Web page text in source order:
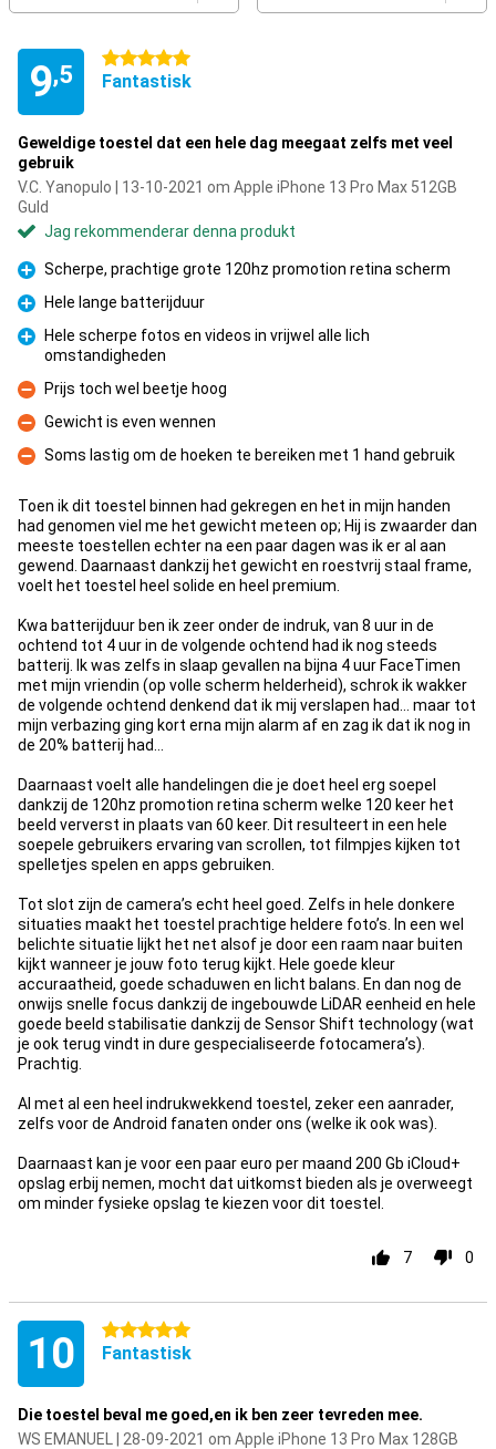
9,5
5 stjärnor
Fantastisk
Geweldige toestel dat een hele dag meegaat zelfs met veel
gebruik
V.C. Yanopulo | 13-10-2021 om Apple iPhone 13 Pro Max 512GB
Guld
Jag rekommenderar denna produkt
Fördelar
Scherpe, prachtige grote 120hz promotion retina scherm
Fördelar
Hele lange batterijduur
Fördelar
Hele scherpe fotos en videos in vrijwel alle lich
omstandigheden
Nackdelar
Prijs toch wel beetje hoog
Nackdelar
Gewicht is even wennen
Nackdelar
Soms lastig om de hoeken te bereiken met 1 hand gebruik
Toen ik dit toestel binnen had gekregen en het in mijn handen
had genomen viel me het gewicht meteen op; Hij is zwaarder dan
meeste toestellen echter na een paar dagen was ik er al aan
gewend. Daarnaast dankzij het gewicht en roestvrij staal frame,
voelt het toestel heel solide en heel premium.
Kwa batterijduur ben ik zeer onder de indruk, van 8 uur in de
ochtend tot 4 uur in de volgende ochtend had ik nog steeds
batterij. Ik was zelfs in slaap gevallen na bijna 4 uur FaceTimen
met mijn vriendin (op volle scherm helderheid), schrok ik wakker
de volgende ochtend denkend dat ik mij verslapen had… maar tot
mijn verbazing ging kort erna mijn alarm af en zag ik dat ik nog in
de 20% batterij had…
Daarnaast voelt alle handelingen die je doet heel erg soepel
dankzij de 120hz promotion retina scherm welke 120 keer het
beeld ververst in plaats van 60 keer. Dit resulteert in een hele
soepele gebruikers ervaring van scrollen, tot filmpjes kijken tot
spelletjes spelen en apps gebruiken.
Tot slot zijn de camera’s echt heel goed. Zelfs in hele donkere
situaties maakt het toestel prachtige heldere foto’s. In een wel
belichte situatie lijkt het net alsof je door een raam naar buiten
kijkt wanneer je jouw foto terug kijkt. Hele goede kleur
accuraatheid, goede schaduwen en licht balans. En dan nog de
onwijs snelle focus dankzij de ingebouwde LiDAR eenheid en hele
goede beeld stabilisatie dankzij de Sensor Shift technology (wat
je ook terug vindt in dure gespecialiseerde fotocamera’s).
Prachtig.
Al met al een heel indrukwekkend toestel, zeker een aanrader,
zelfs voor de Android fanaten onder ons (welke ik ook was).
Daarnaast kan je voor een paar euro per maand 200 Gb iCloud+
opslag erbij nemen, mocht dat uitkomst bieden als je overweegt
om minder fysieke opslag te kiezen voor dit toestel.
7 0
10 5 stjärnor
Fantastisk
Die toestel beval me goed,en ik ben zeer tevreden mee.
WS EMANUEL | 28-09-2021 om Apple iPhone 13 Pro Max 128GB